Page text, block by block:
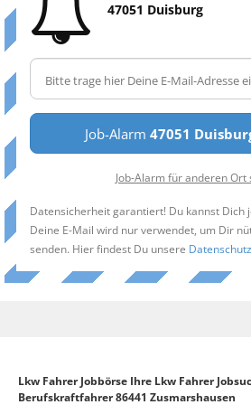
47051 Duisburg
Job-Alarm 47051
Job-Alarm für anderen Ort
Datensicherheit garantiert! Du kannst Dich
Deine E-Mail wird nur verwendet, um Dir
senden. Hier findest Du unsere
Lkw Fahrer Jobbörse Ihre Lkw Fahrer
Berufskraftfahrer 86441 Zusmarshausen